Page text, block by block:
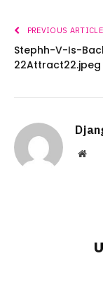
PREVIOUS ARTICLE
Stephh-V-Is-
22Attract22.jpeg